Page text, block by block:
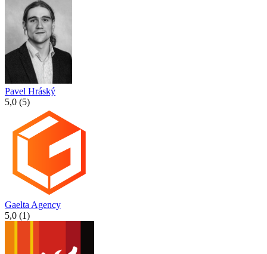
Pavel Hráský
5,0 (5)
Gaelta Agency
5,0 (1)